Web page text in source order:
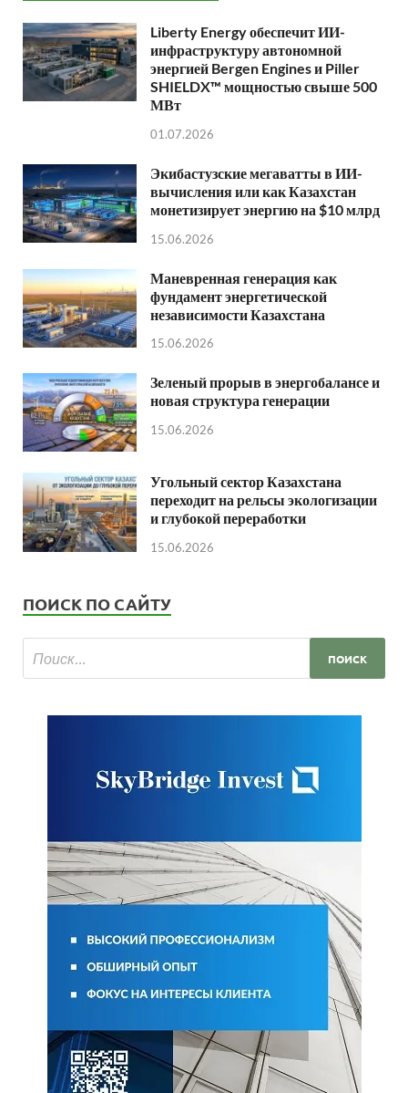
Liberty Energy обеспечит ИИ-
инфраструктуру автономной
энергией Bergen Engines и Piller
SHIELDX™ мощностью свыше 500
МВт
01.07.2026
Экибастузские мегаватты в ИИ-
вычисления или как Казахстан
монетизирует энергию на $10 млрд
15.06.2026
Маневренная генерация как
фундамент энергетической
независимости Казахстана
15.06.2026
Зеленый прорыв в энергобалансе и
новая структура генерации
15.06.2026
Угольный сектор Казахстана
переходит на рельсы экологизации
и глубокой переработки
15.06.2026
ПОИСК ПО САЙТУ